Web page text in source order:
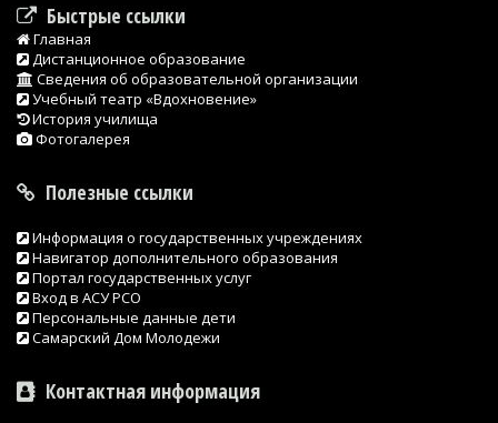
Быстрые ссылки
Главная
Дистанционное образование
Сведения об образовательной организации
Учебный театр «Вдохновение»
История училища
Фотогалерея
Полезные ссылки
Информация о государственных учреждениях
Навигатор дополнительного образования
Портал государственных услуг
Вход в АСУ РСО
Персональные данные дети
Самарский Дом Молодежи
Контактная информация